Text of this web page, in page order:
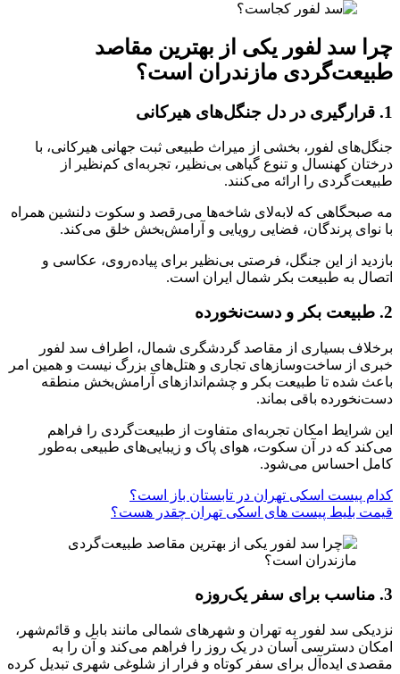
چرا سد لفور یکی از بهترین مقاصد
طبیعت‌گردی مازندران است؟
1. قرارگیری در دل جنگل‌های هیرکانی
جنگل‌های لفور، بخشی از میراث طبیعی ثبت جهانی هیرکانی، با
درختان کهنسال و تنوع گیاهی بی‌نظیر، تجربه‌ای کم‌نظیر از
طبیعت‌گردی را ارائه می‌کنند.
مه صبحگاهی که لابه‌لای شاخه‌ها می‌رقصد و سکوت دلنشین همراه
با نوای پرندگان، فضایی رویایی و آرامش‌بخش خلق می‌کند.
بازدید از این جنگل، فرصتی بی‌نظیر برای پیاده‌روی، عکاسی و
اتصال به طبیعت بکر شمال ایران است.
2. طبیعت بکر و دست‌نخورده
برخلاف بسیاری از مقاصد گردشگری شمال، اطراف سد لفور
خبری از ساخت‌وسازهای تجاری و هتل‌های بزرگ نیست و همین امر
باعث شده تا طبیعت بکر و چشم‌اندازهای آرامش‌بخش منطقه
دست‌نخورده باقی بماند.
این شرایط امکان تجربه‌ای متفاوت از طبیعت‌گردی را فراهم
می‌کند که در آن سکوت، هوای پاک و زیبایی‌های طبیعی به‌طور
کامل احساس می‌شود.
کدام پیست اسکی تهران در تابستان باز است؟
قیمت بلیط پیست های اسکی تهران چقدر هست؟
3. مناسب برای سفر یک‌روزه
نزدیکی سد لفور به تهران و شهرهای شمالی مانند بابل و قائم‌شهر،
امکان دسترسی آسان در یک روز را فراهم می‌کند و آن را به
مقصدی ایده‌آل برای سفر کوتاه و فرار از شلوغی شهری تبدیل کرده